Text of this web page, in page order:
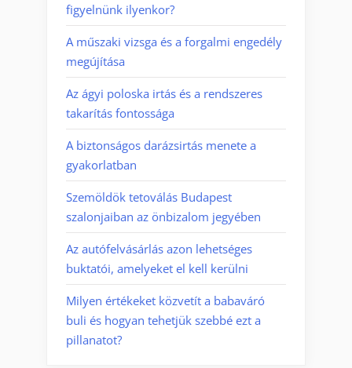
figyelnünk ilyenkor?
A műszaki vizsga és a forgalmi engedély
megújítása
Az ágyi poloska irtás és a rendszeres
takarítás fontossága
A biztonságos darázsirtás menete a
gyakorlatban
Szemöldök tetoválás Budapest
szalonjaiban az önbizalom jegyében
Az autófelvásárlás azon lehetséges
buktatói, amelyeket el kell kerülni
Milyen értékeket közvetít a babaváró
buli és hogyan tehetjük szebbé ezt a
pillanatot?